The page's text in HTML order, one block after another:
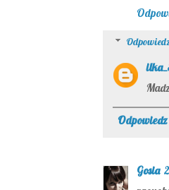
Odpowiedz
Gosia